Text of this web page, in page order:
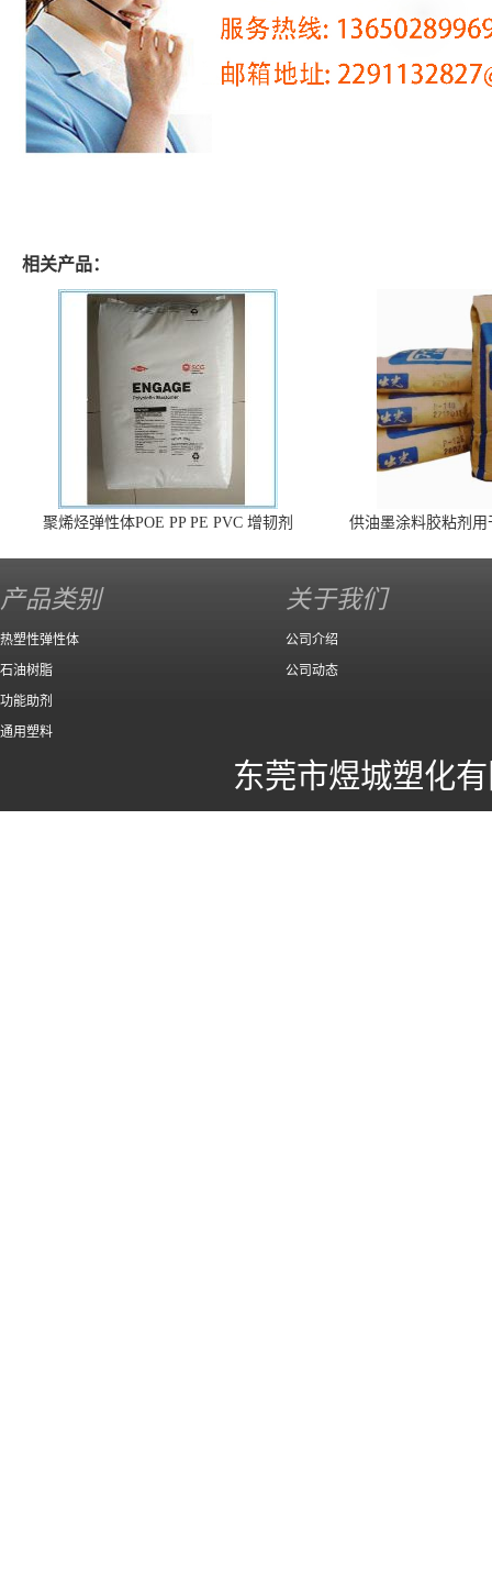
相关产品：
聚烯烃弹性体POE PP PE PVC 增韧剂
供油墨涂料胶粘剂
产品类别
热塑性弹性体
石油树脂
功能助剂
通用塑料
关于我们
公司介绍
公司动态
东莞市煜城塑化